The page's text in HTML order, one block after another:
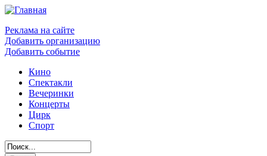
Реклама на сайте
Добавить организацию
Добавить событие
Кино
Спектакли
Вечеринки
Концерты
Цирк
Спорт